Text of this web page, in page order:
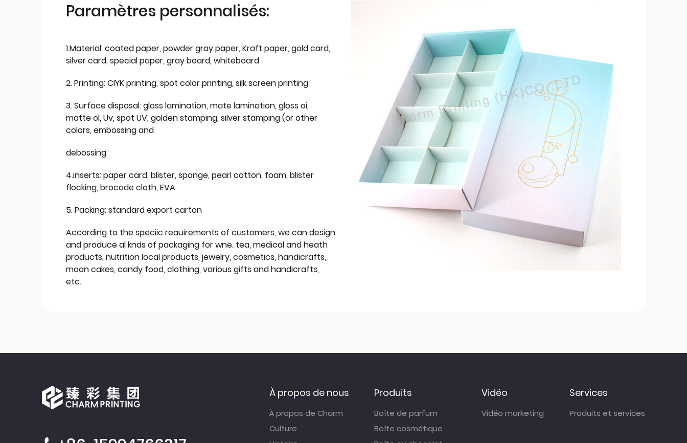
Paramètres personnalisés:
1.Material: coated paper, powder gray paper, Kraft paper, gold card,
silver card, special paper, gray board, whiteboard
2. Printing: ClYK printing, spot color printing, silk screen printing
3. Surface disposal: gloss lamination, mate lamination, gloss oi,
matte ol, Uv, spot UV, golden stamping, silver stamping (or other
colors, embossing and
debossing
4.inserts: paper card, blister, sponge, pearl cotton, foam, blister
flocking, brocade cloth, EVA
5. Packing: standard export carton
According to the speciic reauirements of customers, we can design
and produce al knds of packaging for wne. tea, medical and heath
products, nutrition local products, jewelry, cosmetics, handicrafts,
moon cakes, candy food, clothing, various gifts and handicrafts,
etc.
À propos de nous
À propos de Charm
Culture
Produits
Boîte de parfum
Boîte cosmétique
Vidéo
Vidéo marketing
Services
Produits et services